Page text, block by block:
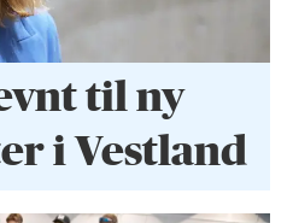
til ny
i Vestland